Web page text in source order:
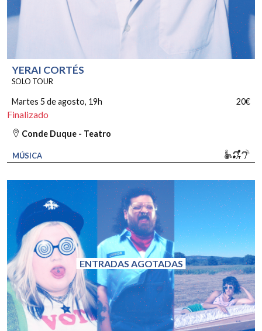
YERAI CORTÉS
SOLO TOUR
Martes 5 de agosto, 19h 20€
Finalizado
Conde Duque - Teatro
MÚSICA
ENTRADAS AGOTADAS